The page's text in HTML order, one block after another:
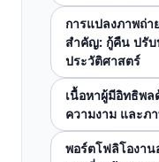
การแปลงภาพถ่
สำคัญ: กู้คืน ปรับ
ประวัติศาสตร์
เนื้อหาผู้มีอิทธิพ
ความงาม และภ
พอร์ตโฟลิโองาน